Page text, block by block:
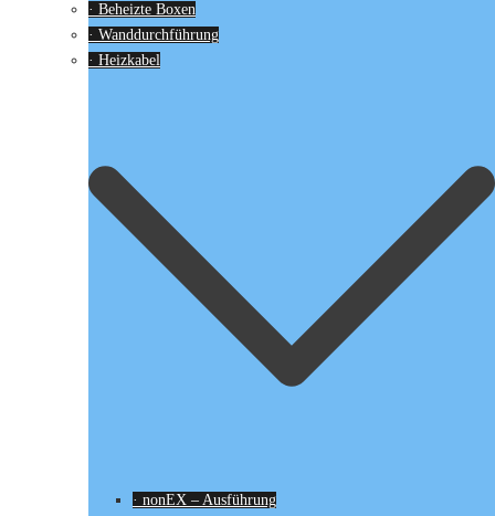
· Beheizte Boxen
· Wanddurchführung
· Heizkabel
· nonEX – Ausführung